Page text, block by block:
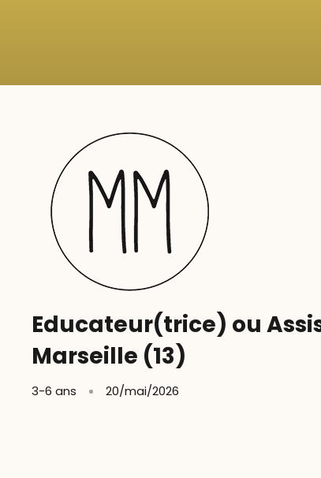
Educateur(trice) ou
Marseille (13)
3-6 ans 20/mai/2026